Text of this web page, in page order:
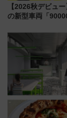
【2026秋デビュ
の新型車両「
向け先行試乗会で
サダーになろう